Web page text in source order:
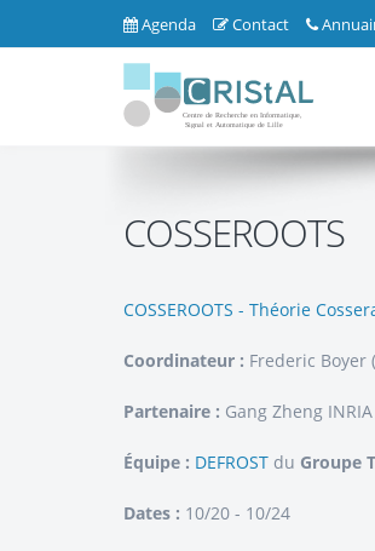
Agenda Contact
COSSEROOTS
COSSEROOTS - Théorie
Coordinateur : Frederic
Partenaire : Gang Zheng
Équipe : DEFROST du Groupe
Dates : 10/20 - 10/24